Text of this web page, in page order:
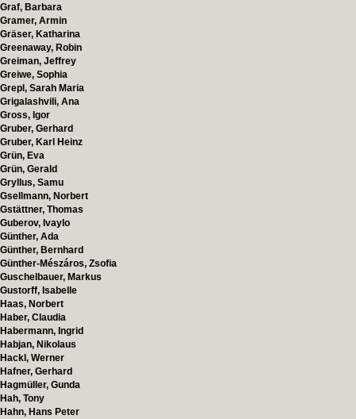
Graf, Barbara
Gramer, Armin
Gräser, Katharina
Greenaway, Robin
Greiman, Jeffrey
Greiwe, Sophia
Grepl, Sarah Maria
Grigalashvili, Ana
Gross, Igor
Gruber, Gerhard
Gruber, Karl Heinz
Grün, Eva
Grün, Gerald
Gryllus, Samu
Gsellmann, Norbert
Gstättner, Thomas
Guberov, Ivaylo
Günther, Ada
Günther, Bernhard
Günther-Mészáros, Zsofia
Guschelbauer, Markus
Gustorff, Isabelle
Haas, Norbert
Haber, Claudia
Habermann, Ingrid
Habjan, Nikolaus
Hackl, Werner
Hafner, Gerhard
Hagmüller, Gunda
Hah, Tony
Hahn, Hans Peter